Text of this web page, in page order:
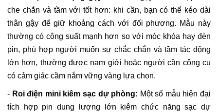
che chắn và tầm với tốt hơn: khi cần, bạn có thể kéo dài
thân gậy để giữ khoảng cách với đối phương. Mẫu này
thường có công suất mạnh hơn so với móc khóa hay đèn
pin, phù hợp người muốn sự chắc chắn và tầm tác động
lớn hơn, thường được nam giới hoặc người cần công cụ
có cảm giác cầm nắm vững vàng lựa chọn.
- Roi điện mini kiêm sạc dự phòng: Một số mẫu hiện đại
tích hợp pin dung lượng lớn kiêm chức năng sạc dự